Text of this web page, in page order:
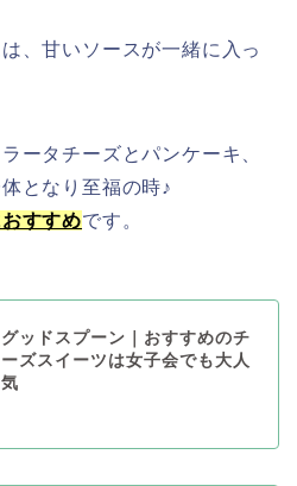
、甘いソースが一緒に入っ
ータチーズとパンケーキ、
となり至福の時♪
すすめです。
グッドスプーン｜おすすめのチ
ーズスイーツは女子会でも大人
気